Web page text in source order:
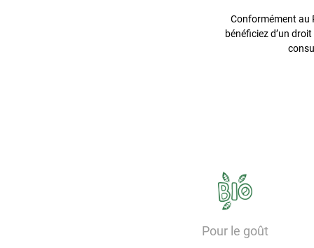
Conformément au
bénéficiez d’un
Pour le goût